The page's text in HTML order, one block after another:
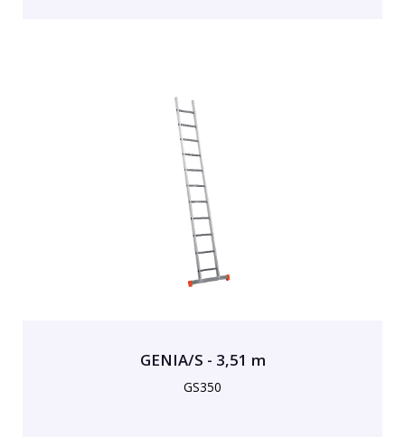
GENIA/S - 3,51 m
GS350